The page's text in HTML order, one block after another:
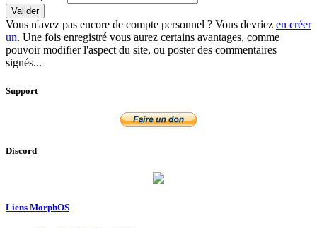
Valider
Vous n'avez pas encore de compte personnel ? Vous devriez en créer
un. Une fois enregistré vous aurez certains avantages, comme
pouvoir modifier l'aspect du site, ou poster des commentaires
signés...
Support
Discord
Liens MorphOS